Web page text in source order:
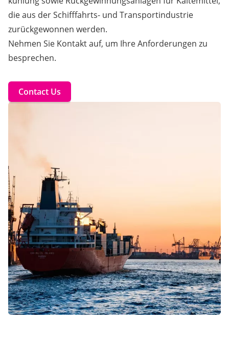
die aus der Schifffahrts- und Transportindustrie
zurückgewonnen werden.
Nehmen Sie Kontakt auf, um Ihre Anforderungen zu
besprechen.
Contact Us